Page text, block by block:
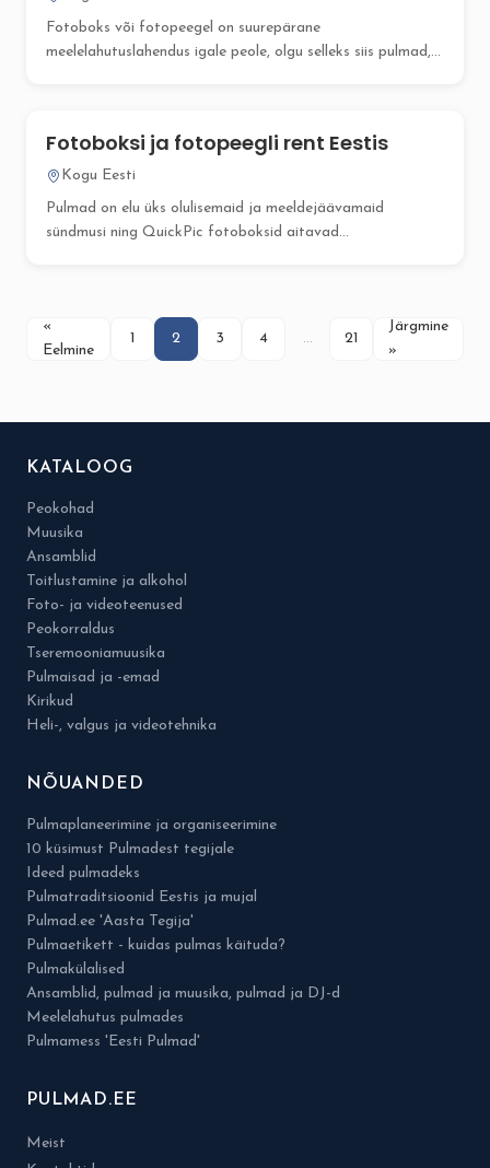
Fotoboks või fotopeegel on suurepärane
meelelahutuslahendus igale peole, olgu selleks siis pulmad,...
Fotoboksi ja fotopeegli rent Eestis
Kogu Eesti
Pulmad on elu üks olulisemaid ja meeldejäävamaid
sündmusi ning QuickPic fotoboksid aitavad...
«
Eelmine
1 2 3 4 … 21
Järgmine
»
KATALOOG
Peokohad
Muusika
Ansamblid
Toitlustamine ja alkohol
Foto- ja videoteenused
Peokorraldus
Tseremooniamuusika
Pulmaisad ja -emad
Kirikud
Heli-, valgus ja videotehnika
NÕUANDED
Pulmaplaneerimine ja organiseerimine
10 küsimust Pulmadest tegijale
Ideed pulmadeks
Pulmatraditsioonid Eestis ja mujal
Pulmad.ee 'Aasta Tegija'
Pulmaetikett - kuidas pulmas käituda?
Pulmakülalised
Ansamblid, pulmad ja muusika, pulmad ja DJ-d
Meelelahutus pulmades
Pulmamess 'Eesti Pulmad'
PULMAD.EE
Meist